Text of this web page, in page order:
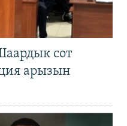
сот
арызын